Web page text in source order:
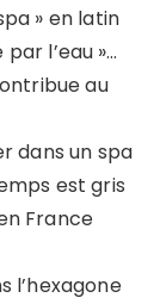
» en latin
l’eau »…
au
dans un spa
est gris
France
l’hexagone